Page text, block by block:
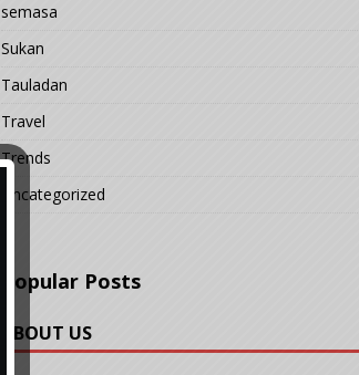
semasa
Sukan
Tauladan
Travel
Trends
Uncategorized
Popular Posts
ABOUT US